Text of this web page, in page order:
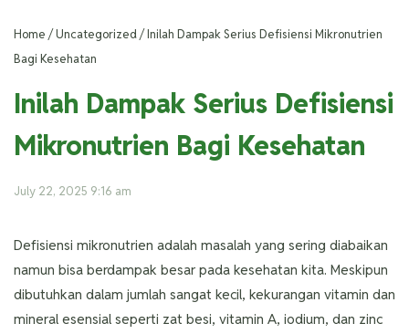
Home /Uncategorized/Inilah Dampak Serius Defisiensi Mikronutrien
Bagi Kesehatan
Inilah Dampak Serius Defisiensi
Mikronutrien Bagi Kesehatan
July 22, 2025 9:16 am
Defisiensi mikronutrien adalah masalah yang sering diabaikan
namun bisa berdampak besar pada kesehatan kita. Meskipun
dibutuhkan dalam jumlah sangat kecil, kekurangan vitamin dan
mineral esensial seperti zat besi, vitamin A, iodium, dan zinc